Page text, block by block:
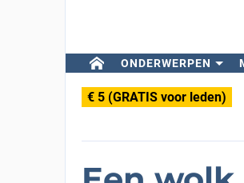
ONDERWERPEN
€ 5 (GRATIS voor leden)